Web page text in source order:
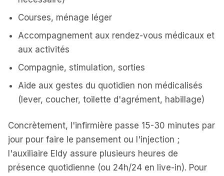
Courses, ménage léger
Accompagnement aux rendez-vous médicaux et
aux activités
Compagnie, stimulation, sorties
Aide aux gestes du quotidien non médicalisés
(lever, coucher, toilette d'agrément, habillage)
Concrètement, l'infirmière passe 15-30 minutes par
jour pour faire le pansement ou l'injection ;
l'auxiliaire Eldy assure plusieurs heures de
présence quotidienne (ou 24h/24 en live-in). Pour